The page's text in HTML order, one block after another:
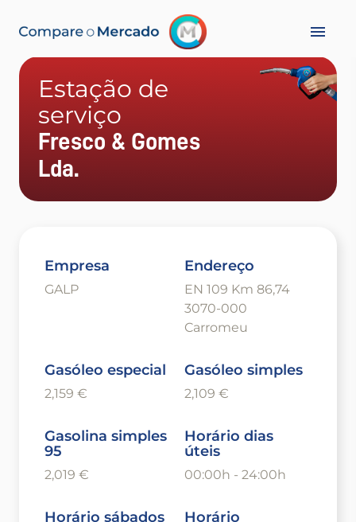
Estação de
serviço
Fresco & Gomes
Lda.
Empresa
GALP
Endereço
EN 109 Km 86,74
3070-000
Carromeu
Gasóleo especial
2,159 €
Gasóleo simples
2,109 €
Gasolina simples
95
2,019 €
Horário dias
úteis
00:00h - 24:00h
Horário sábados
Horário